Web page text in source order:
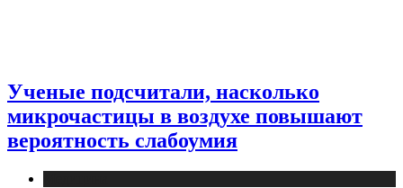
Ученые подсчитали, насколько
микрочастицы в воздухе повышают
вероятность слабоумия